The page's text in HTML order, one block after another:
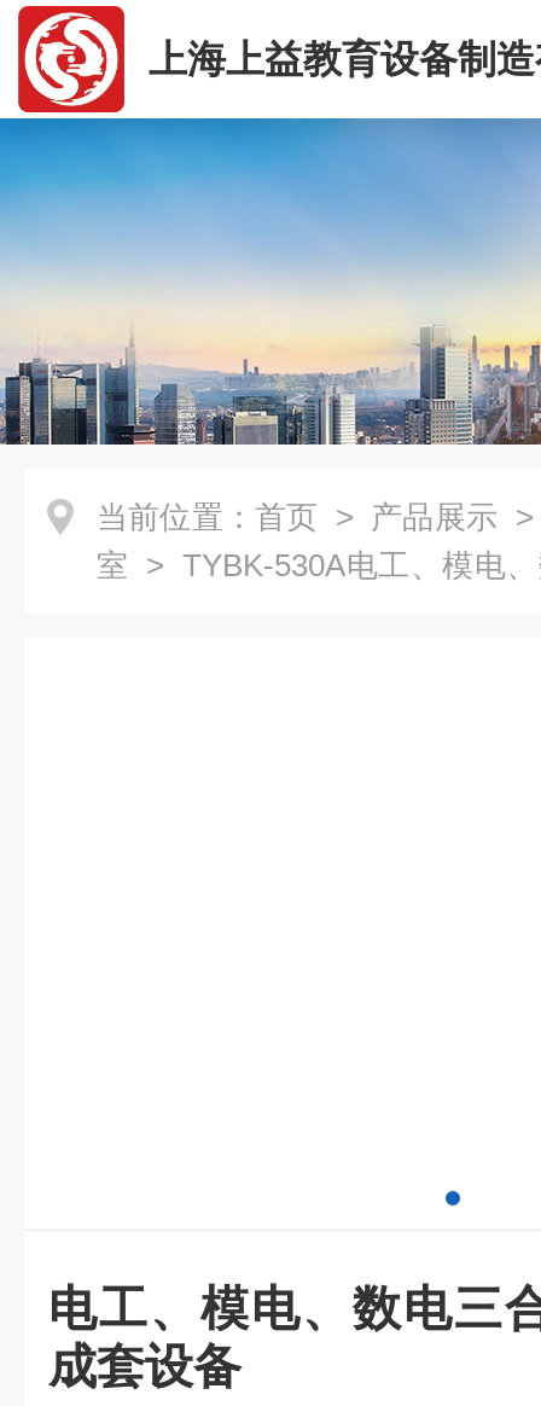
上海上益教育设备制
司
当前位置： 首页 > 产品展示
室 > TYBK-530A电工、模电
电工、模电、数电三
成套设备